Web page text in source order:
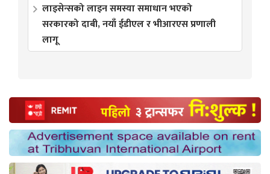
लाइसेन्सको लाइन समस्या समाधान भएको
सरकारको दाबी, नयाँ ईडीएल र भीआरएस प्रणाली
लागू